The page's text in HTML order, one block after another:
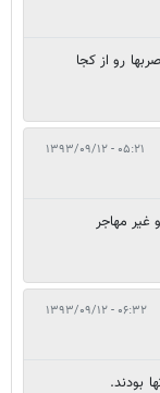
رو از کجا
۰۵:۲۱ - ۱۳۹۳/۰۹/۱۲
مهاجر
۰۶:۳۲ - ۱۳۹۳/۰۹/۱۲
بودند.